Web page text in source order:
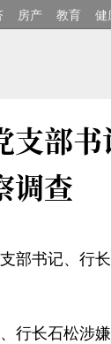
房产 教育 健
支部
调查
部书记、行
行长石松涉